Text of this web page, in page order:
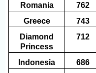
Romania
762
Greece
743
Diamond
Princess
712
Indonesia 686